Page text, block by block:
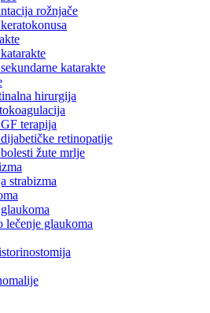
rožnjače
katarakte
hirurgija
terapija
retinopatije
žute mrlje
strabizma
lečenje glaukoma